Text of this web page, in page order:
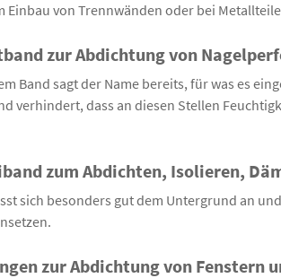
Einbau von Trennwänden oder bei
zur Abdichtung von
Band sagt der Name bereits, für was es
verhindert, dass an diesen Stellen
zum Abdichten, Isolieren,
sich besonders gut dem Untergrund an
zur Abdichtung von Fenstern